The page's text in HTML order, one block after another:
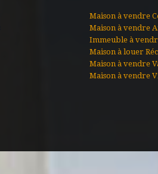
Maison à vendre
Maison à vendre
Immeuble à
Maison à louer
Maison à vendre
Maison à vendre